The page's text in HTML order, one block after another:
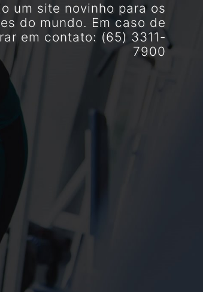
um site novinho para os
do mundo. Em caso de
em contato: (65) 3311-
7900